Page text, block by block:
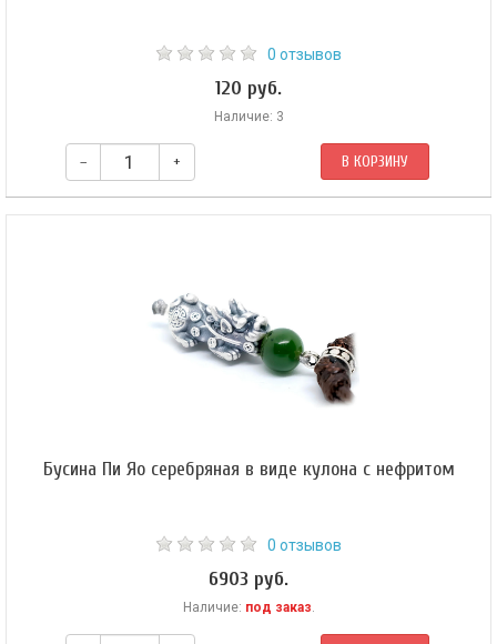
0 отзывов
120 руб.
Наличие: 3
– + В КОРЗИНУ
Бусина Пи Яо серебряная в виде кулона с нефритом
0 отзывов
6903 руб.
Наличие: под заказ.